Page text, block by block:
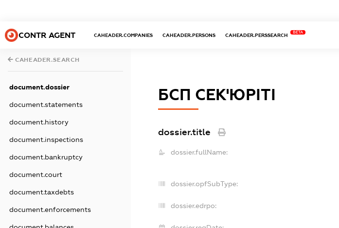
CONTR AGENT CAHEADER.COMPANIES CAHEADER.PERSONS CAHEADER.PERSSEARCH
BETA
CAHEADER.SEARCH
document.dossier
document.statements
document.history
document.inspections
document.bankruptcy
document.court
document.taxdebts
document.enforcements
БСП СЕК'ЮРІТІ
dossier.title
dossier.fullName:
dossier.opfSubType:
dossier.edrpo: